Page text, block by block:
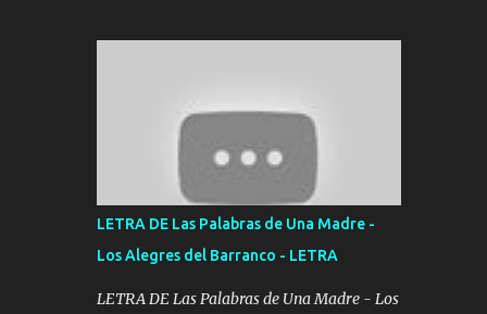
es...
reglas no secuestr0 no r0bar De La C giró la
orden nos comanda el doble P bien firmes
con Alto PRIETO y la camisa es color Verde y
peleam0s la Bandera por todita a la ciudad
con los drones patrullando la Frontera De
blancas ya hace falta mi APA FLACO verde
se le extraña pa que sepan Aquí Pura GENTE
LETRA DE Las Palabras de Una Madre -
Los Alegres del Barranco - LETRA
LETRA DE Las Palabras de Una Madre - Los